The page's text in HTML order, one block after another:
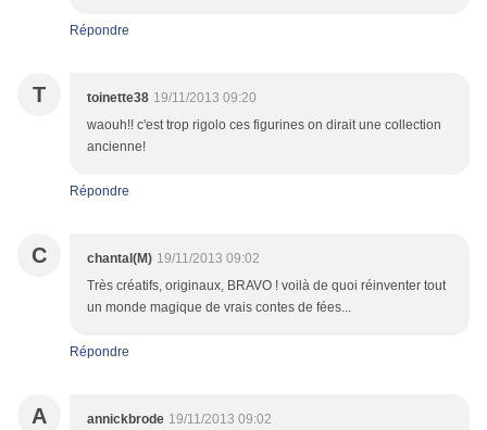
Répondre
T toinette38 19/11/2013 09:20
waouh!! c'est trop rigolo ces figurines on dirait une collection
ancienne!
Répondre
C chantal(M) 19/11/2013 09:02
Très créatifs, originaux, BRAVO ! voilà de quoi réinventer tout
un monde magique de vrais contes de fées...
Répondre
A annickbrode 19/11/2013 09:02